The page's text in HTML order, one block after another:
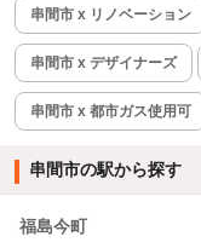
串間市 x リノベーション
串間市 x デザイナーズ
串間市 x 都市ガス使用可
串間市の駅から探す
福島今町